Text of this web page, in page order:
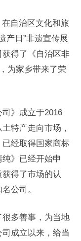
自治区文化和旅
产日”非遗宣传展
得了《自治区非
为家乡带来了荣
》成立于2016
特产走向市场，
经取得国家商标
》已经开始申
得了市场的认
公司。
多善事，为当地
成立以来，给当